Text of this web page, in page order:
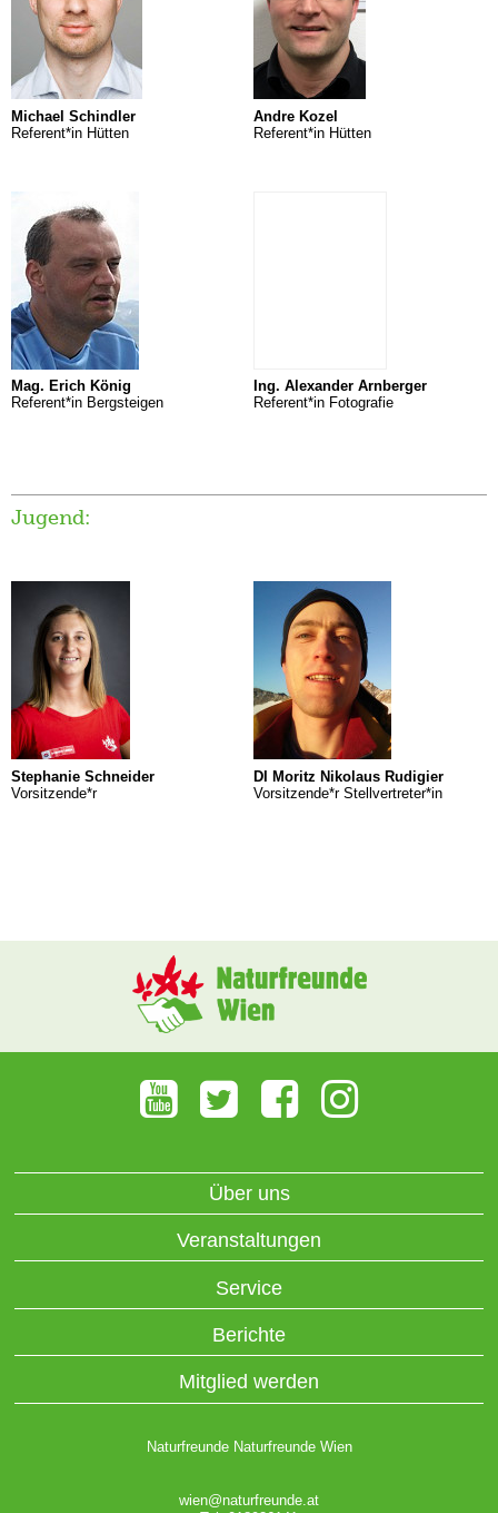
Michael Schindler
Referent*in Hütten
Andre Kozel
Referent*in Hütten
Mag. Erich König
Referent*in Bergsteigen
Ing. Alexander Arnberger
Referent*in Fotografie
Jugend:
Stephanie Schneider
Vorsitzende*r
DI Moritz Nikolaus Rudigier
Vorsitzende*r Stellvertreter*in
Über uns
Veranstaltungen
Service
Berichte
Mitglied werden
Naturfreunde Naturfreunde Wien
wien@naturfreunde.at